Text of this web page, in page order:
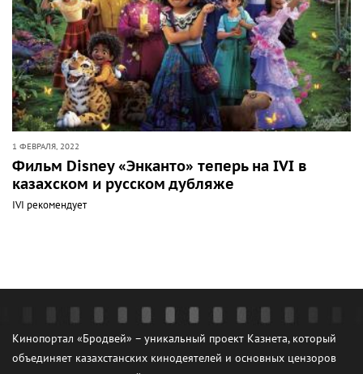
1 ФЕВРАЛЯ, 2022
Фильм Disney «Энканто» теперь на IVI в
казахском и русском дубляже
IVI рекомендует
Кинопортал «Бродвей» – уникальный проект Казнета, который
объединяет казахстанских кинодеятелей и основных цензоров